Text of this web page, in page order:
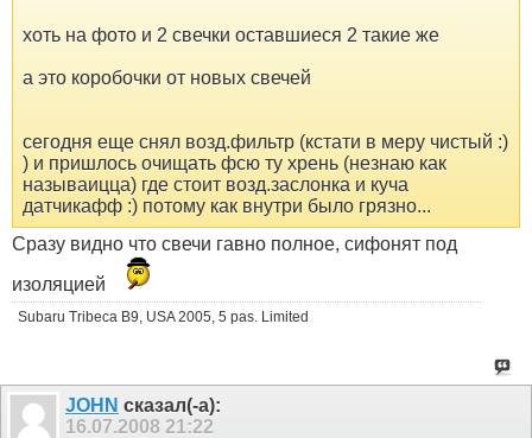
хоть на фото и 2 свечки оставшиеся 2 такие же
а это коробочки от новых свечей
сегодня еще снял возд.фильтр (кстати в меру чистый :)
) и пришлось очищать фсю ту хрень (незнаю как
называицца) где стоит возд.заслонка и куча
датчикафф :) потому как внутри было грязно...
Сразу видно что свечи гавно полное, сифонят под
изоляцией
Subaru Tribeca B9, USA 2005, 5 pas. Limited
JOHN сказал(-а):
16.07.2008 21:22